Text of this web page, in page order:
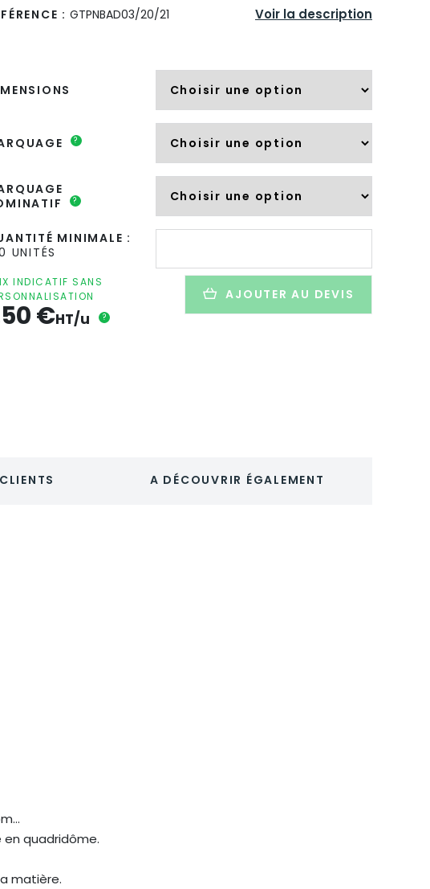
: GTPNBAD03/20/21 Voir la description
?
?
MINIMALE :
UNITÉS
quantité
Badge
épingle
INDICATIF SANS
€HT/u ?
AJOUTER AU DEVIS
A DÉCOUVRIR ÉGALEMENT
en quadridôme.
matière.